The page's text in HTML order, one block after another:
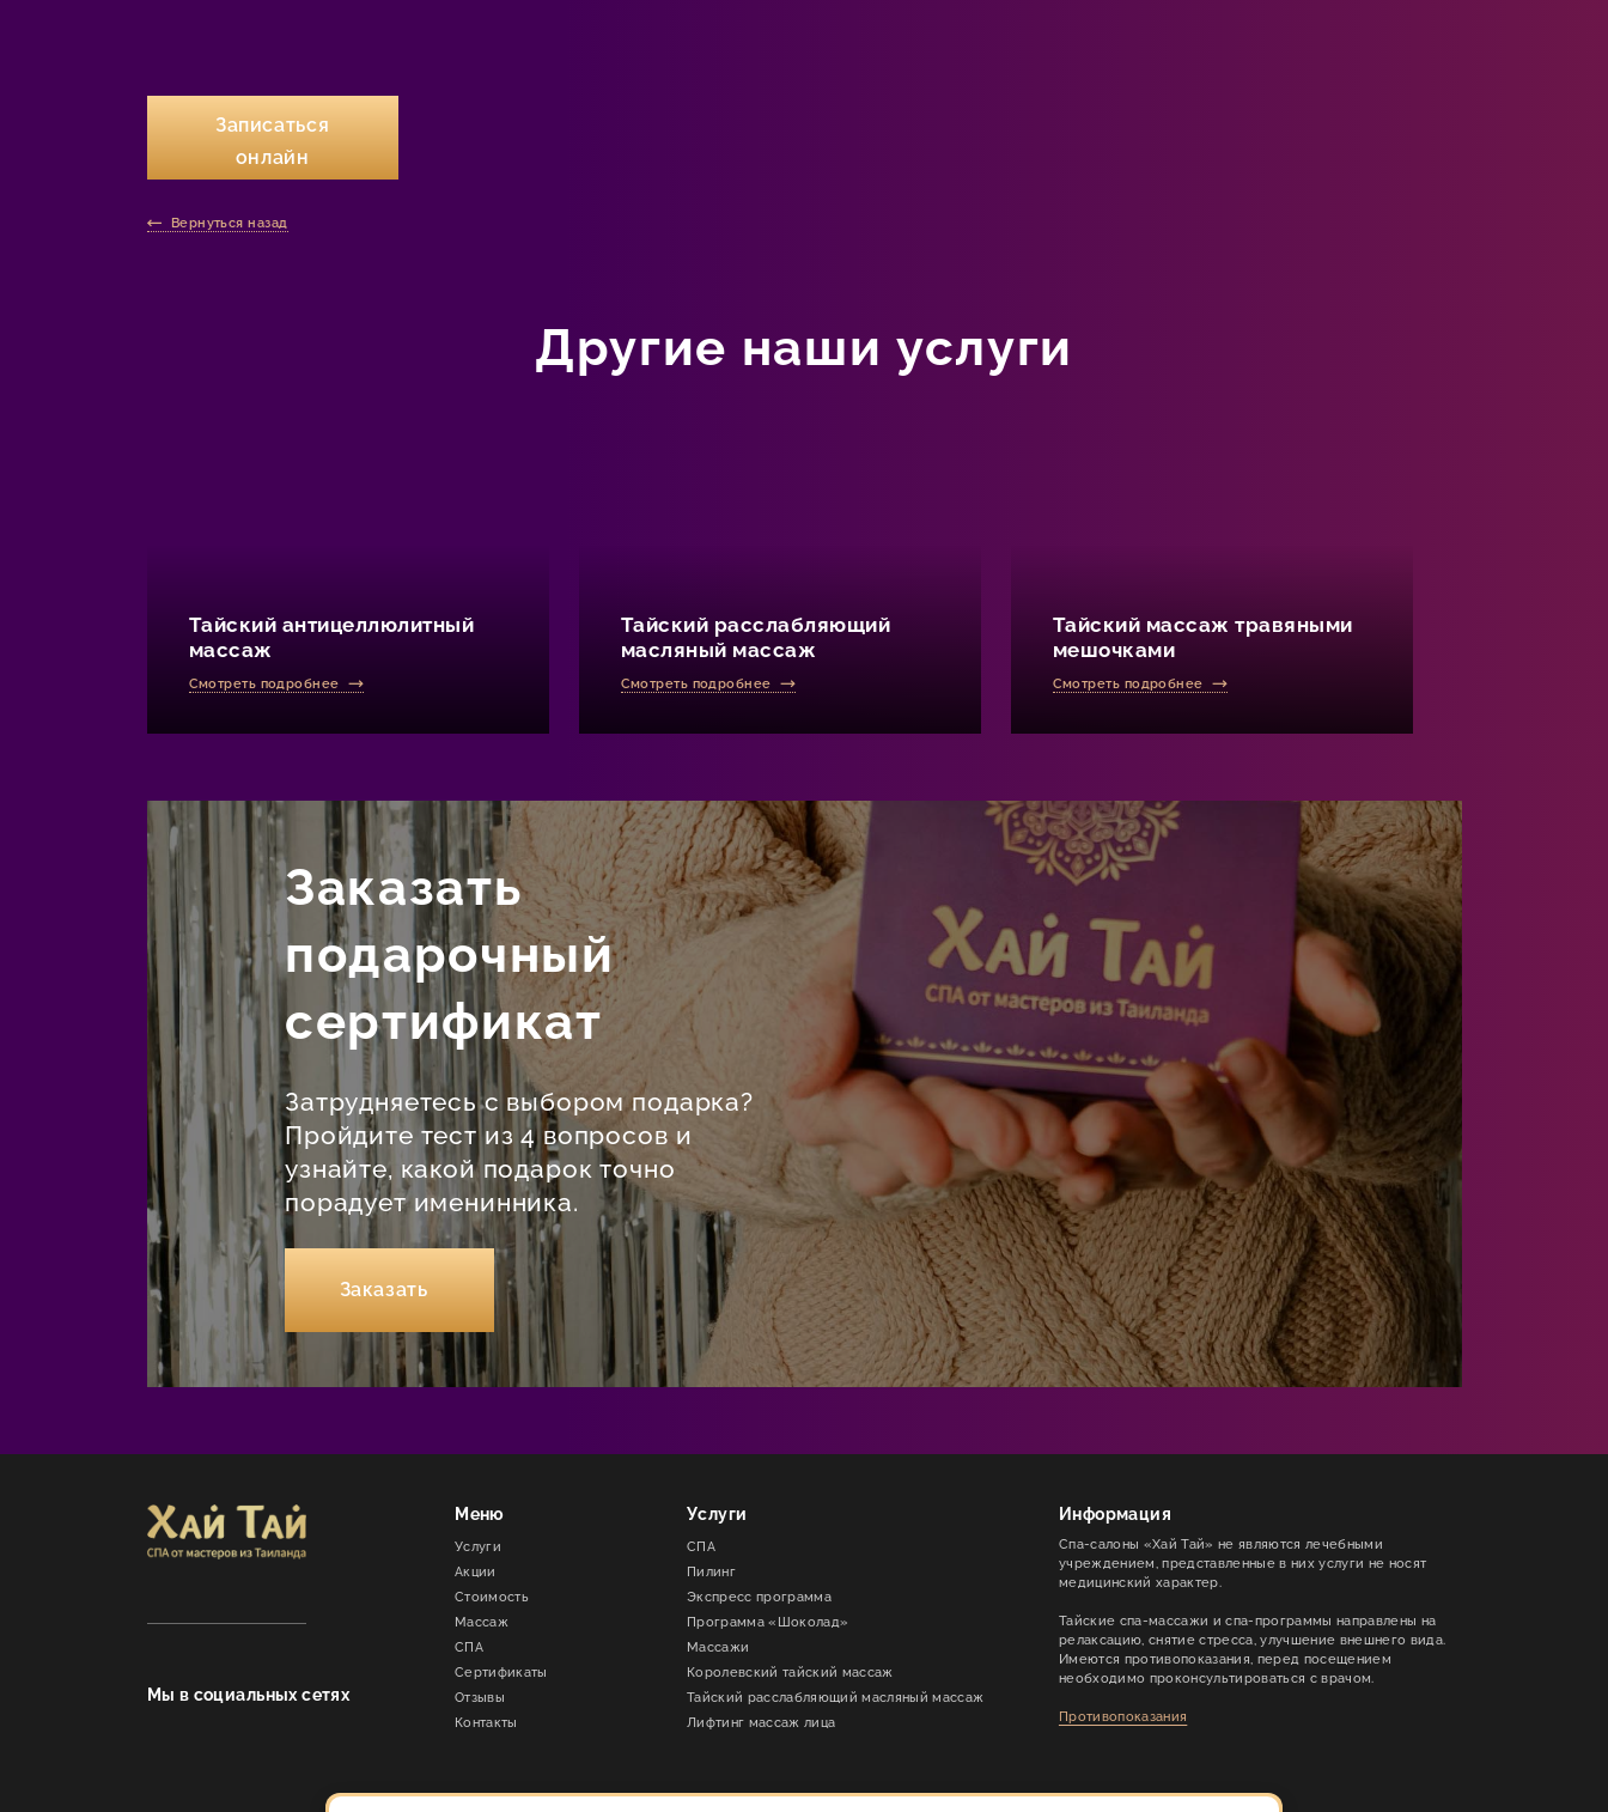
Записаться
онлайн
Вернуться назад
Другие наши услуги
Тайский антицеллюлитный
массаж
Смотреть подробнее
Тайский расслабляющий
масляный массаж
Смотреть подробнее
Тайский массаж травяными
мешочками
Смотреть подробнее
Заказать
подарочный
сертификат
Затрудняетесь с выбором подарка?
Пройдите тест из 4 вопросов и
узнайте, какой подарок точно
порадует именинника.
Заказать
Мы в социальных сетях
Меню
Услуги
Акции
Стоимость
Массаж
СПА
Сертификаты
Отзывы
Контакты
Услуги
СПА
Пилинг
Экспресс программа
Программа «Шоколад»
Массажи
Королевский тайский массаж
Тайский расслабляющий масляный массаж
Лифтинг массаж лица
Информация
Спа-салоны «Хай Тай» не являются лечебными
учреждением, представленные в них услуги не носят
медицинский характер.
Тайские спа-массажи и спа-программы направлены на
релаксацию, снятие стресса, улучшение внешнего вида.
Имеются противопоказания, перед посещением
необходимо проконсультироваться с врачом.
Противопоказания